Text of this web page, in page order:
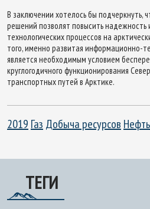
В заключении хотелось бы подчеркнуть,
решений позволят повысить надежность
технологических процессов на
того, именно развитая информационно-
является необходимым условием
круглогодичного функционирования
транспортных путей в Арктике.
2019 Газ Добыча ресурсов Нефть
ТЕГИ